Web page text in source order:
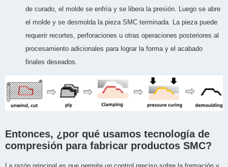
de curado, el molde se enfría y se libera la presión. Luego se abre
el molde y se desmolda la pieza SMC terminada. La pieza puede
requerir recortes, perforaciones u otras operaciones posteriores al
procesamiento adicionales para lograr la forma y el acabado
finales deseados.
Entonces, ¿por qué usamos tecnología de
compresión para fabricar productos SMC?